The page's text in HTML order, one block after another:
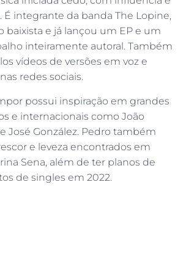
É integrante da banda The Lopine,
baixista e já lançou um EP e um
inteiramente autoral. Também
vídeos de versões em voz e
redes sociais.
possui inspiração em grandes
e internacionais como João
José González. Pedro também
e leveza encontrados em
Sena, além de ter planos de
de singles em 2022.